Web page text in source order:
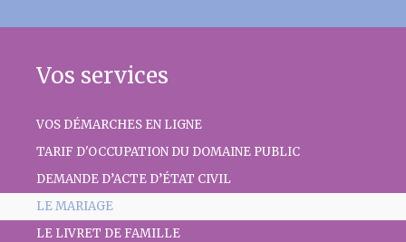
Vos services
VOS DÉMARCHES EN LIGNE
TARIF D'OCCUPATION DU DOMAINE PUBLIC
DEMANDE D’ACTE D’ÉTAT CIVIL
LE MARIAGE
LE LIVRET DE FAMILLE